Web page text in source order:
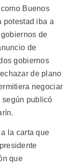
Buenos
potestad iba a
de
de
gobiernos
de plano
negociar
según publicó
la carta que
que